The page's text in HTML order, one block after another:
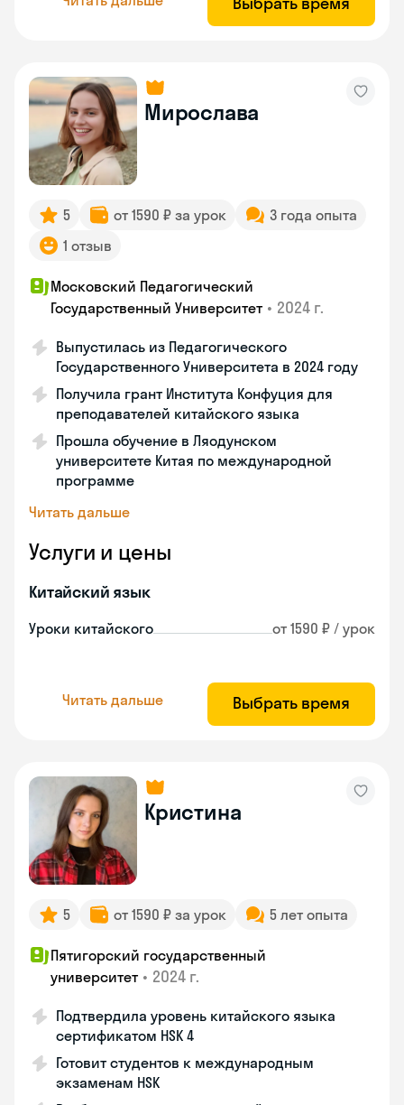
Мирослава
5 от 1590 ₽ за урок
3 года опыта
1 отзыв
Московский Педагогический
Государственный Университет • 2024 г.
Выпустилась из Педагогического
Государственного Университета в 2024 году
Получила грант Института Конфуция для
преподавателей китайского языка
Прошла обучение в Ляодунском
университете Китая по международной
программе
Читать дальше
Услуги и цены
Китайский язык
Уроки китайского от 1590 ₽ / урок
Читать дальше Выбрать время
Кристина
5 от 1590 ₽ за урок 5 лет опыта
Пятигорский государственный
университет • 2024 г.
Подтвердила уровень китайского языка
сертификатом HSK 4
Готовит студентов к международным
экзаменам HSK